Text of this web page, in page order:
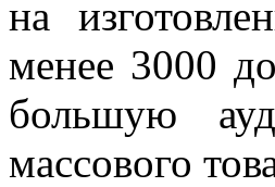
на
менее 3000
большую
массового